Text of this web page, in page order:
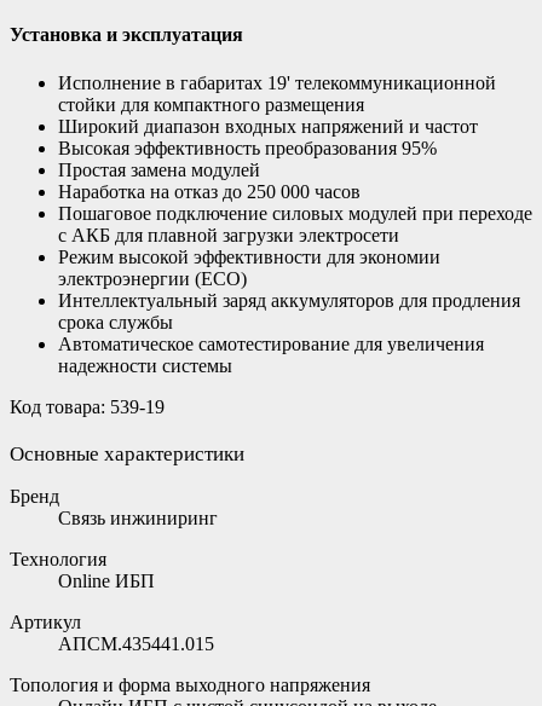
Установка и эксплуатация
Исполнение в габаритах 19' телекоммуникационной
стойки для компактного размещения
Широкий диапазон входных напряжений и частот
Высокая эффективность преобразования 95%
Простая замена модулей
Наработка на отказ до 250 000 часов
Пошаговое подключение силовых модулей при переходе
с АКБ для плавной загрузки электросети
Режим высокой эффективности для экономии
электроэнергии (ЕСО)
Интеллектуальный заряд аккумуляторов для продления
срока службы
Автоматическое самотестирование для увеличения
надежности системы
Код товара: 539-19
Основные характеристики
Бренд
Связь инжиниринг
Технология
Online ИБП
Артикул
АПСМ.435441.015
Топология и форма выходного напряжения